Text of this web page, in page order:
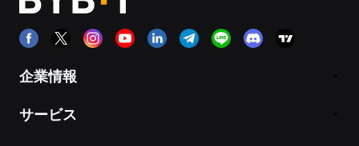
企業情報
サービス